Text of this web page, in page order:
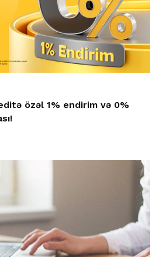
özəl 1% endirim və 0%